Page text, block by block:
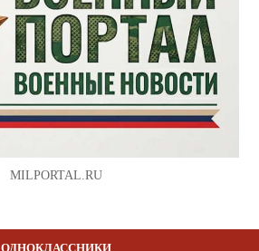
MILPORTAL.RU
ОДНОКЛАССНИКИ